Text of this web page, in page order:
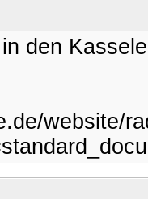
den
website/